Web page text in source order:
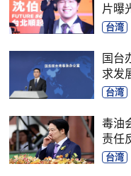
片曝
台湾
国台
求发
台湾
毒油
责任
台湾